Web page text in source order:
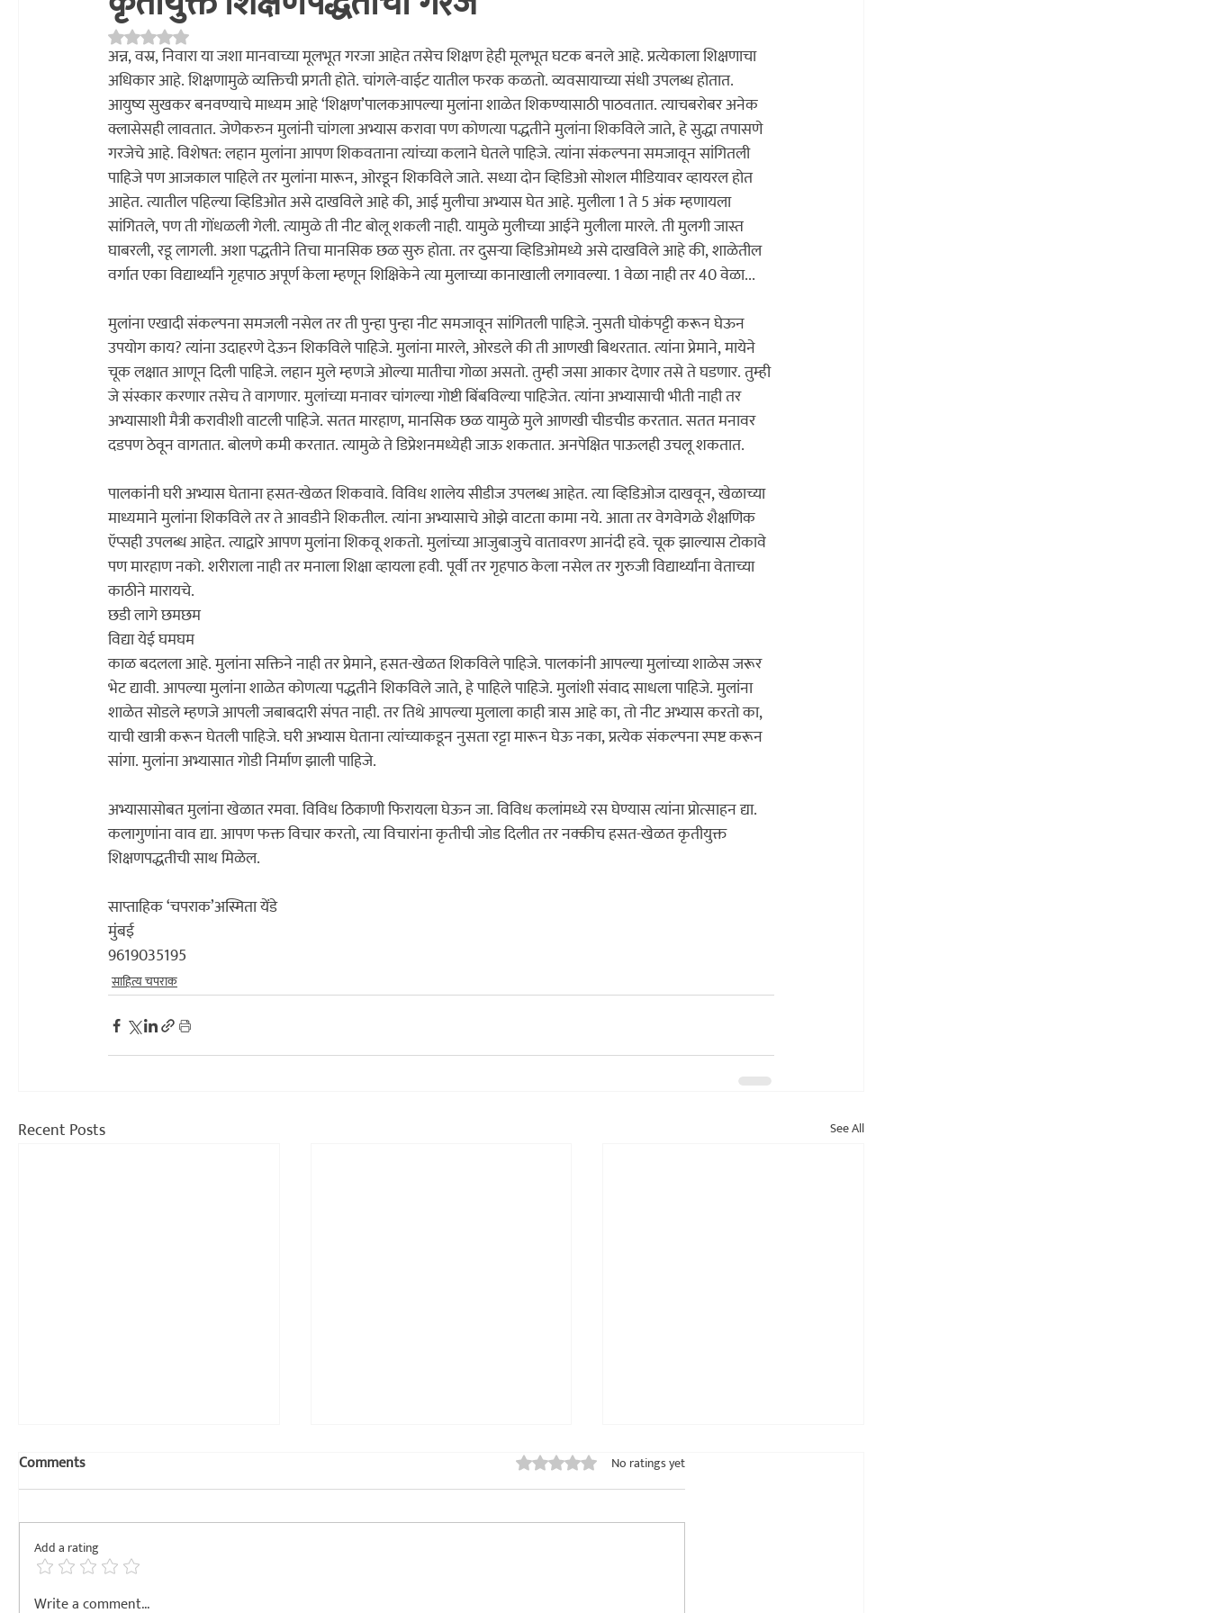
प्रकाशन सांस्कृतिक घनश्याम पाटील लेखमाला अनुभवकथन
Rated NaN out of 5 stars.
अन्न, वस्र, निवारा या जशा मानवाच्या मूलभूत गरजा आहेत तसेच शिक्षण हेही मूलभूत घटक बनले आहे. प्रत्येकाला शिक्षणाचा
अधिकार आहे. शिक्षणामुळे व्यक्तिची प्रगती होते. चांगले-वाईट यातील फरक कळतो. व्यवसायाच्या संधी उपलब्ध होतात.
आयुष्य सुखकर बनवण्याचे माध्यम आहे ‘शिक्षण’पालकआपल्या मुलांना शाळेत शिकण्यासाठी पाठवतात. त्याचबरोबर अनेक
क्लासेसही लावतात. जेणेेकरुन मुलांनी चांगला अभ्यास करावा पण कोणत्या पद्धतीने मुलांना शिकविले जाते, हे सुद्धा तपासणे
गरजेचे आहे. विशेषत: लहान मुलांना आपण शिकवताना त्यांच्या कलाने घेतले पाहिजे. त्यांना संकल्पना समजावून सांगितली
पाहिजे पण आजकाल पाहिले तर मुलांना मारून, ओरडून शिकविले जाते. सध्या दोन व्हिडिओ सोशल मीडियावर व्हायरल होत
आहेत. त्यातील पहिल्या व्हिडिओत असे दाखविले आहे की, आई मुलीचा अभ्यास घेत आहे. मुलीला 1 ते 5 अंक म्हणायला
सांगितले, पण ती गोंधळली गेली. त्यामुळे ती नीट बोलू शकली नाही. यामुळे मुलीच्या आईने मुलीला मारले. ती मुलगी जास्त
घाबरली, रडू लागली. अशा पद्धतीने तिचा मानसिक छळ सुरु होता. तर दुसर्‍या व्हिडिओमध्ये असे दाखविले आहे की, शाळेतील
वर्गात एका विद्यार्थ्यांने गृहपाठ अपूर्ण केला म्हणून शिक्षिकेने त्या मुलाच्या कानाखाली लगावल्या. 1 वेळा नाही तर 40 वेळा...
मुलांना एखादी संकल्पना समजली नसेल तर ती पुन्हा पुन्हा नीट समजावून सांगितली पाहिजे. नुसती घोकंपट्टी करून घेऊन
उपयोग काय? त्यांना उदाहरणे देऊन शिकविले पाहिजे. मुलांना मारले, ओरडले की ती आणखी बिथरतात. त्यांना प्रेमाने, मायेने
चूक लक्षात आणून दिली पाहिजे. लहान मुले म्हणजे ओल्या मातीचा गोळा असतो. तुम्ही जसा आकार देणार तसे ते घडणार. तुम्ही
जे संस्कार करणार तसेच ते वागणार. मुलांच्या मनावर चांगल्या गोष्टी बिंबविल्या पाहिजेत. त्यांना अभ्यासाची भीती नाही तर
अभ्यासाशी मैत्री करावीशी वाटली पाहिजे. सतत मारहाण, मानसिक छळ यामुळे मुले आणखी चीडचीड करतात. सतत मनावर
दडपण ठेवून वागतात. बोलणे कमी करतात. त्यामुळे ते डिप्रेशनमध्येही जाऊ शकतात. अनपेक्षित पाऊलही उचलू शकतात.
पालकांनी घरी अभ्यास घेताना हसत-खेळत शिकवावे. विविध शालेय सीडीज उपलब्ध आहेत. त्या व्हिडिओज दाखवून, खेळाच्या
माध्यमाने मुलांना शिकविले तर ते आवडीने शिकतील. त्यांना अभ्यासाचे ओझे वाटता कामा नये. आता तर वेगवेगळे शैक्षणिक
ऍप्सही उपलब्ध आहेत. त्याद्वारे आपण मुलांना शिकवू शकतो. मुलांच्या आजुबाजुचे वातावरण आनंदी हवे. चूक झाल्यास टोकावे
पण मारहाण नको. शरीराला नाही तर मनाला शिक्षा व्हायला हवी. पूर्वी तर गृहपाठ केला नसेल तर गुरुजी विद्यार्थ्यांना वेताच्या
काठीने मारायचे.
छडी लागे छमछम
विद्या येई घमघम
काळ बदलला आहे. मुलांना सक्तिने नाही तर प्रेमाने, हसत-खेळत शिकविले पाहिजे. पालकांनी आपल्या मुलांच्या शाळेस जरूर
भेट द्यावी. आपल्या मुलांना शाळेत कोणत्या पद्धतीने शिकविले जाते, हे पाहिले पाहिजे. मुलांशी संवाद साधला पाहिजे. मुलांना
शाळेत सोडले म्हणजे आपली जबाबदारी संपत नाही. तर तिथे आपल्या मुलाला काही त्रास आहे का, तो नीट अभ्यास करतो का,
याची खात्री करून घेतली पाहिजे. घरी अभ्यास घेताना त्यांच्याकडून नुसता रट्टा मारून घेऊ नका, प्रत्येक संकल्पना स्पष्ट करून
सांगा. मुलांना अभ्यासात गोडी निर्माण झाली पाहिजे.
अभ्यासासोबत मुलांना खेळात रमवा. विविध ठिकाणी फिरायला घेऊन जा. विविध कलांमध्ये रस घेण्यास त्यांना प्रोत्साहन द्या.
कलागुणांना वाव द्या. आपण फक्त विचार करतो, त्या विचारांना कृतीची जोड दिलीत तर नक्कीच हसत-खेळत कृतीयुक्त
शिक्षणपद्धतीची साथ मिळेल.
साप्ताहिक ‘चपराक’अस्मिता येंडे
मुंबई
9619035195
साहित्य चपराक
Recent Posts See All
साहित्य चपराक मासिक एप्रिल २०२६
Comments Rated 0 out of 5 stars.
No ratings yet
Add a rating
Write a comment...